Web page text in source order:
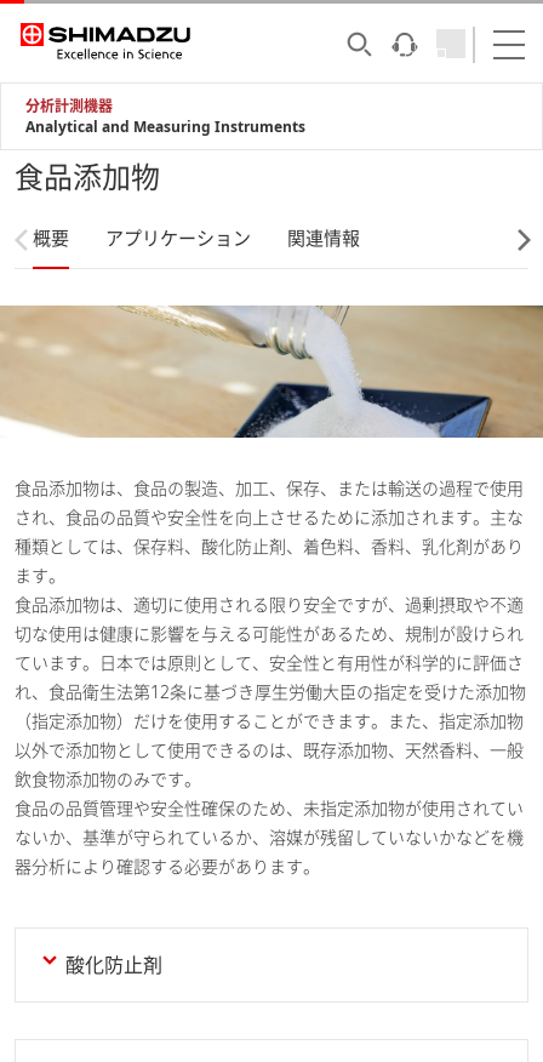
分析計測機器
Analytical and Measuring Instruments
食品添加物
概要 アプリケーション 関連情報
食品添加物は、食品の製造、加工、保存、または輸送の過程で使用
され、食品の品質や安全性を向上させるために添加されます。主な
種類としては、保存料、酸化防止剤、着色料、香料、乳化剤があり
ます。
食品添加物は、適切に使用される限り安全ですが、過剰摂取や不適
切な使用は健康に影響を与える可能性があるため、規制が設けられ
ています。日本では原則として、安全性と有用性が科学的に評価さ
れ、食品衛生法第12条に基づき厚生労働大臣の指定を受けた添加物
（指定添加物）だけを使用することができます。また、指定添加物
以外で添加物として使用できるのは、既存添加物、天然香料、一般
飲食物添加物のみです。
食品の品質管理や安全性確保のため、未指定添加物が使用されてい
ないか、基準が守られているか、溶媒が残留していないかなどを機
器分析により確認する必要があります。
酸化防止剤